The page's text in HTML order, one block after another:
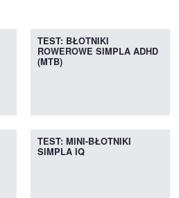
TEST: BŁOTNIKI
ROWEROWE SIMPLA ADHD
(MTB)
TEST: MINI-BŁOTNIKI
SIMPLA IQ